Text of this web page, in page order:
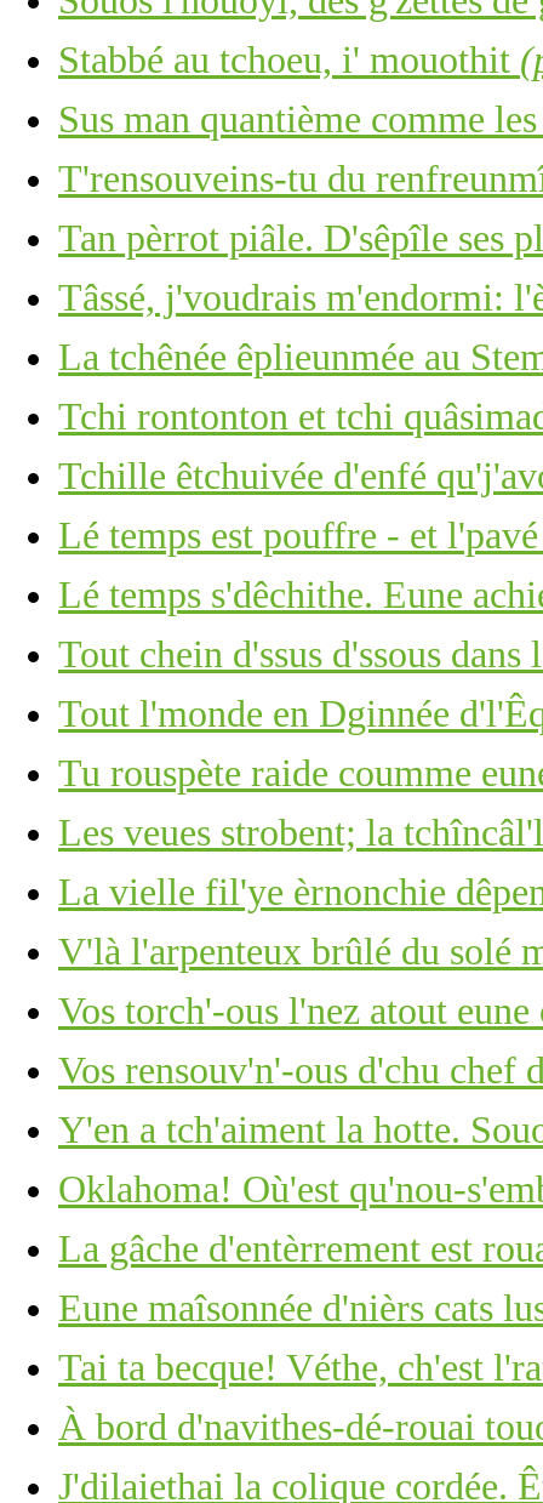
Stabbé au tchoeu, i' mouothit
Sus man quantième comme
T'rensouveins-tu du
Tan pèrrot piâle. D'sêpîle ses
Tâssé, j'voudrais m'endormi:
La tchênée êplieunmée au
Tchi rontonton et tchi
Tchille êtchuivée d'enfé
Lé temps est pouffre - et l'pavé
Lé temps s'dêchithe. Eune
Tout chein d'ssus d'ssous dans
Tout l'monde en Dginnée
Tu rouspète raide coumme
Les veues strobent; la
La vielle fil'ye èrnonchie
V'là l'arpenteux brûlé du solé
Vos torch'-ous l'nez atout eune
Vos rensouv'n'-ous d'chu chef
Y'en a tch'aiment la hotte.
Oklahoma! Où'est qu'nou-
La gâche d'entèrrement est
Eune maîsonnée d'nièrs cats
Tai ta becque! Véthe, ch'est
À bord d'navithes-dé-rouai
J'dilaiethai la colique cordée.